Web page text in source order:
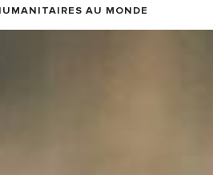
AU MONDE